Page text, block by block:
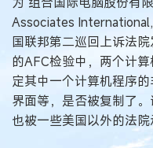
Associates
国联邦第二巡回上诉法
的AFC检验中，两个计
定其中一个计算机程序
界面等，是否被复制了
也被一些美国以外的法院